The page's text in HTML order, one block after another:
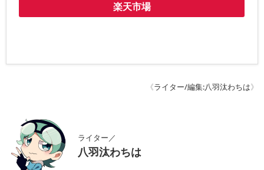
楽天市場
《ライター/編集:八羽汰わちは》
ライター／
八羽汰わちは